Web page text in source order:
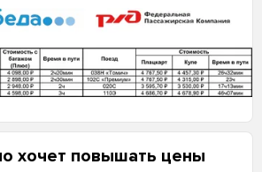
хочет повышать цены